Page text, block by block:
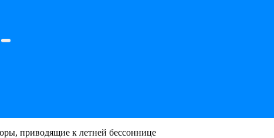
Искать
приводящие к летней бессоннице